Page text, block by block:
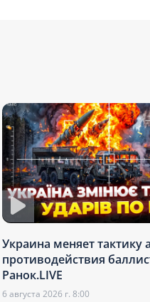
Украина меняет тактику
противодействия
Ранок.LIVE
6 августа 2026 г. 8:00